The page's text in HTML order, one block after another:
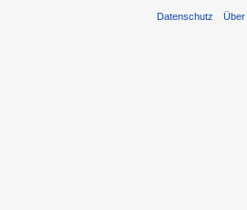
Datenschutz Über